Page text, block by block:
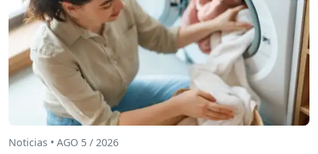
Noticias • AGO 5 / 2026